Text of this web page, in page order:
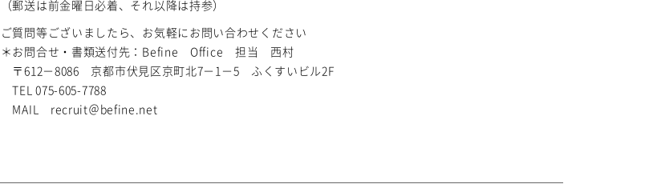
（郵送は前金曜日必着、それ以降は持参）
ご質問等ございましたら、お気軽にお問い合わせください
＊お問合せ・書類送付先：Befine Office 担当 西村
〒612－8086 京都市伏見区京町北7－1－5 ふくすいビル2F
TEL 075-605-7788
MAIL recruit＠befine.net